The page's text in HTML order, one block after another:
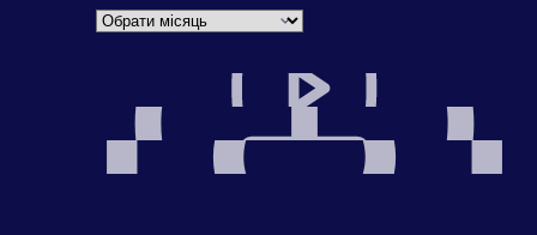
Архіви